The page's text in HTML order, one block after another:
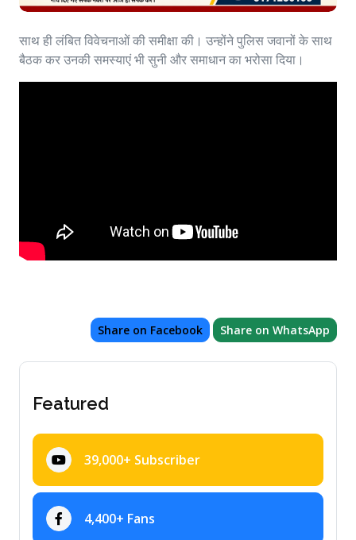
साथ ही लंबित विवेचनाओं की समीक्षा की। उन्होंने पुलिस जवानों के साथ
बैठक कर उनकी समस्याएं भी सुनी और समाधान का भरोसा दिया।
Share on Facebook Share on WhatsApp
Featured
39,000+ Subscriber
4,400+ Fans